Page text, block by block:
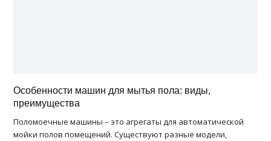
Особенности машин для мытья пола: виды,
преимущества
Поломоечные машины – это агрегаты для автоматической
мойки полов помещений. Существуют разные модели,